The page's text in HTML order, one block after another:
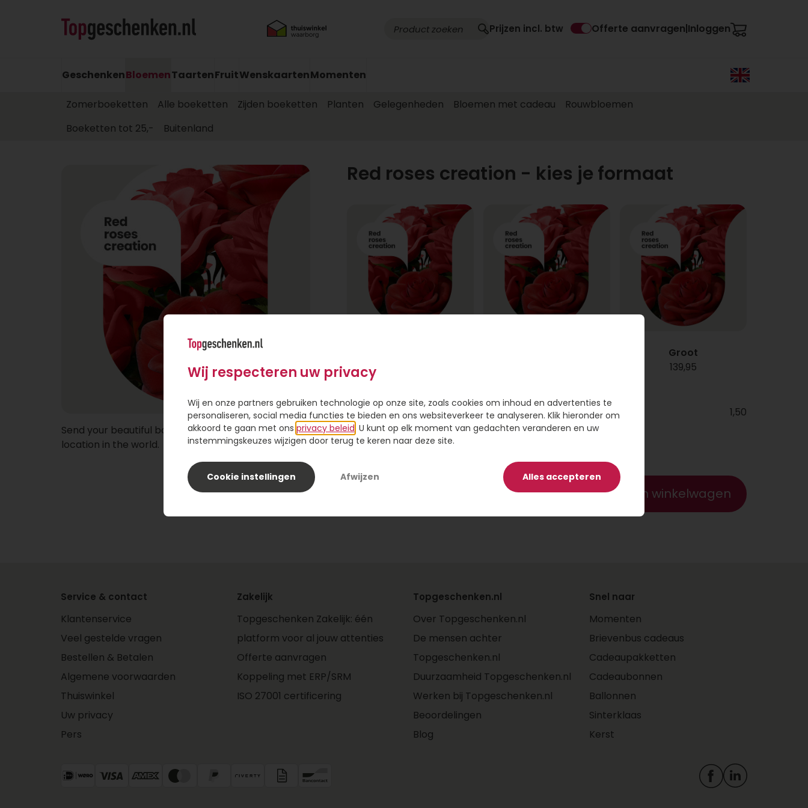
Prijzen incl. btw Offerte aanvragen Inloggen
GeschenkenBloemenTaartenFruitWenskaartenMomenten
Zomerboeketten Alle boeketten Zijden boeketten Planten Gelegenheden Bloemen met cadeau
Rouwbloemen
Boeketten tot 25,-
Buitenland
Send your beautiful bouquet of red roses to a
location in the world.
Red roses creation kies je formaat
Groot
139,95
Kaartje toevoegen
Voeg een kaart toe met jouw persoonlijke tekst
1,50
Voeg toe aan winkelwagen
Service & contact
Klantenservice
Veel gestelde vragen
Bestellen & Betalen
Algemene voorwaarden
Thuiswinkel
Uw privacy
Pers
Zakelijk
Topgeschenken Zakelijk: één
platform voor al jouw attenties
Offerte aanvragen
Koppeling met ERP/SRM
ISO 27001 certificering
Topgeschenken.nl
Over Topgeschenken.nl
De mensen achter
Topgeschenken.nl
Duurzaamheid Topgeschenken.nl
Werken bij Topgeschenken.nl
Beoordelingen
Blog
Snel naar
Momenten
Brievenbus cadeaus
Cadeaupakketten
Cadeaubonnen
Ballonnen
Sinterklaas
Kerst
Wij respecteren uw privacy
Wij en onze partners gebruiken technologie op onze site, zoals cookies om inhoud en advertenties te
personaliseren, social media functies te bieden en ons websiteverkeer te analyseren. Klik hieronder om
akkoord te gaan met ons privacy beleid . U kunt op elk moment van gedachten veranderen en uw
instemmingskeuzes wijzigen door terug te keren naar deze site.
Alles accepteren
Cookie instellingen Afwijzen